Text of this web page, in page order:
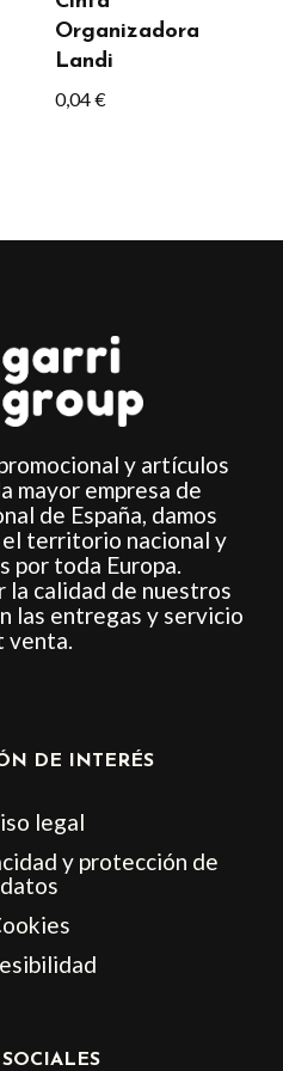
Organizadora
Landi
0,04€
se
pueden
elegir
de
y artículos
mayor empresa de
de España, damos
territorio nacional y
por toda Europa.
la calidad de nuestros
las entregas y servicio
venta.
DE INTERÉS
legal
y protección de
datos
SOCIALES